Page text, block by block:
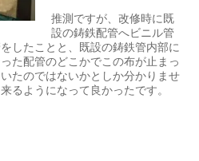
推測ですが、改修時に既
設の鋳鉄配管へビニル管
したことと、既設の鋳鉄管内部に
た配管のどこかでこの布が止まっ
たのではないかとしか分かりませ
るようになって良かったです。